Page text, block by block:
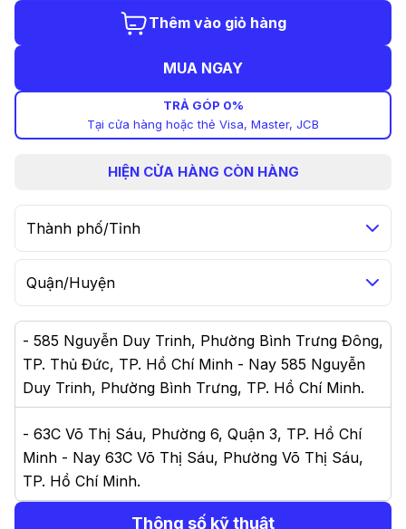
Thêm vào giỏ hàng
MUA NGAY
TRẢ GÓP 0%
Tại cửa hàng hoặc thẻ Visa, Master, JCB
HIỆN CỬA HÀNG CÒN HÀNG
Thành phố/Tỉnh
Quận/Huyện
- 585 Nguyễn Duy Trinh, Phường Bình Trưng Đông,
TP. Thủ Đức, TP. Hồ Chí Minh - Nay 585 Nguyễn
Duy Trinh, Phường Bình Trưng, TP. Hồ Chí Minh.
- 63C Võ Thị Sáu, Phường 6, Quận 3, TP. Hồ Chí
Minh - Nay 63C Võ Thị Sáu, Phường Võ Thị Sáu,
TP. Hồ Chí Minh.
Thông số kỹ thuật